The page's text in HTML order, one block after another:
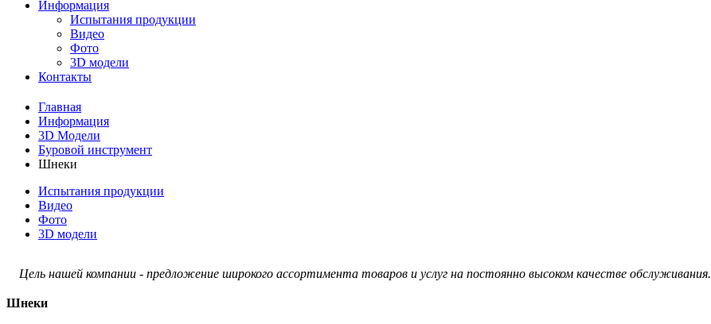
Информация
Испытания продукции
Видео
Фото
3D модели
Контакты
Главная
Информация
3D Модели
Буровой инструмент
Шнеки
Испытания продукции
Видео
Фото
3D модели
Цель нашей компании - предложение широкого ассортимента товаров и услуг на постоянно высоком качестве обслуживания.
Шнеки